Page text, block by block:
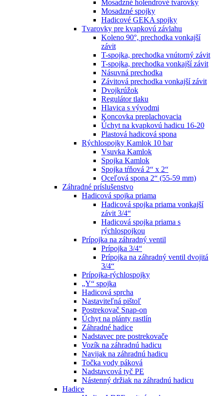
Mosadzné holendrové tvarovky
Mosadzné spojky
Hadicové GEKA spojky
Tvarovky pre kvapkovú závlahu
Koleno 90°, prechodka vonkajší
závit
T-spojka, prechodka vnútorný závit
T-spojka, prechodka vonkajší závit
Násuvná prechodka
Závitová prechodka vonkajší závit
Dvojkrúžok
Regulátor tlaku
Hlavica s vývodmi
Koncovka preplachovacia
Úchyt na kvapkovú hadicu 16-20
Plastová hadicová spona
Rýchlospojky Kamlok 10 bar
Vsuvka Kamlok
Spojka Kamlok
Spojka tŕňová 2“ x 2“
Oceľová spona 2“ (55-59 mm)
Záhradné príslušenstvo
Hadicová spojka priama
Hadicová spojka priama vonkajší
závit 3/4“
Hadicová spojka priama s
rýchlospojkou
Prípojka na záhradný ventil
Prípojka 3/4“
Prípojka na záhradný ventil dvojitá
3/4“
Prípojka-rýchlospojky
„Y“ spojka
Hadicová sprcha
Nastaviteľná pištoľ
Postrekovač Snap-on
Úchyt na plánty rastlín
Záhradné hadice
Nadstavec pre postrekovače
Vozík na záhradnú hadicu
Navijak na záhradnú hadicu
Točka vody páková
Nadstavcová tyč PE
Nástenný držiak na záhradnú hadicu
Hadice